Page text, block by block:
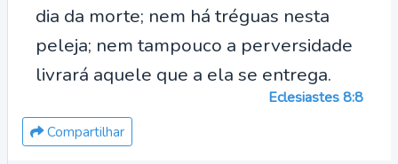
dia da morte; nem há tréguas nesta
peleja; nem tampouco a perversidade
livrará aquele que a ela se entrega.
Eclesiastes 8:8
Compartilhar